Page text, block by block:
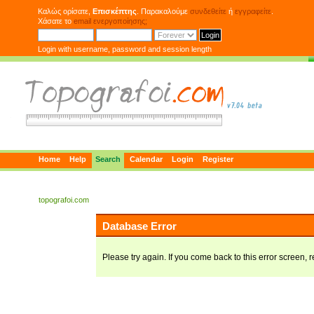
Καλώς ορίσατε, Επισκέπτης . Παρακαλούμε συνδεθείτε ή εγγραφείτε
Χάσατε το email ενεργοποίησης;
Login with username, password and session length
Home Help Search Calendar Login Register
topografoi.com
Database Error
Please try again. If you come back to this error screen,